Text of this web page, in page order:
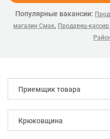
Популярные вакансии:
магазин Смак, Продавец-
Приемщик товара
Крюковщина